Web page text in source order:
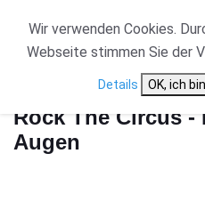
Rock The Circus -
Rock The Circus
Augen
Wir verwenden Cookies.
Webseite stimmen Sie der
Details OK, ich